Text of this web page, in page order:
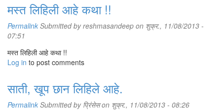
मस्त लिहिली आहे कथा !!
Permalink Submitted byreshmasandeep on शुक्र., 11/08/2013 -
07:51
मस्त लिहिली आहे कथा !!
Log in to post comments
साती, खूप छान लिहिले आहे.
Permalink Submitted by प्रिंसेसon शुक्र., 11/08/2013 - 08:26